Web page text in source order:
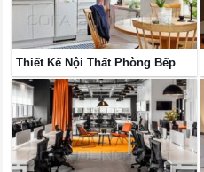
Thiết Kế Nội Thất Phòng Bếp